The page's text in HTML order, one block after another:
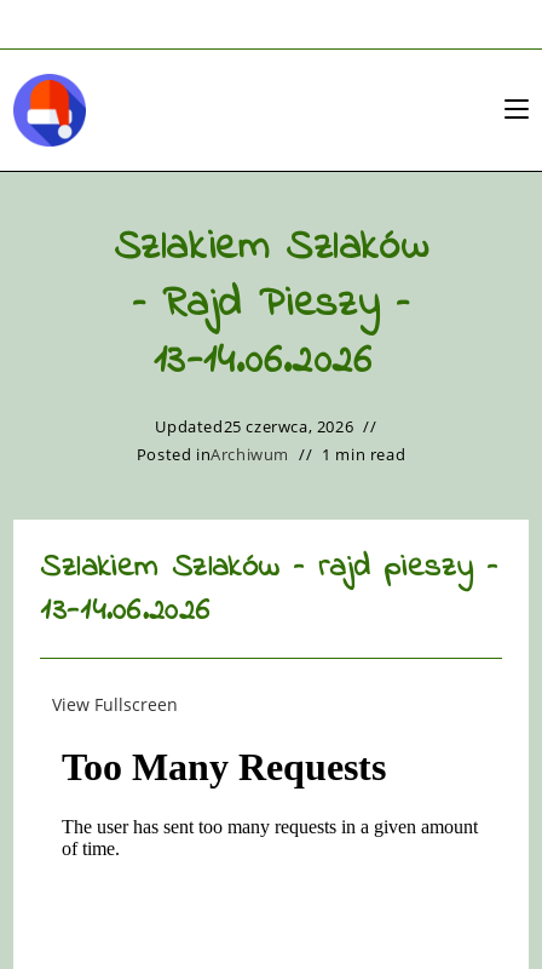
Szlakiem Szlaków
– Rajd Pieszy –
13-14.06.2026
Updated25 czerwca, 2026
Posted inArchiwum 1 min read
Szlakiem Szlaków – rajd pieszy –
13-14.06.2026
View Fullscreen